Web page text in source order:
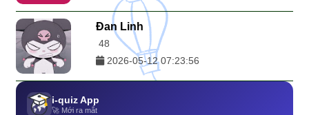
Đan Linh
48
2026-05-12 07:23:56
i-quiz App
🚀 Mới ra mắt